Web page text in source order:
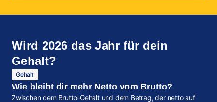
Wird 2026 das Jahr für dein
Gehalt?
Gehalt
Wie bleibt dir mehr Netto vom Brutto?
Zwischen dem Brutto-Gehalt und dem Betrag, der netto auf